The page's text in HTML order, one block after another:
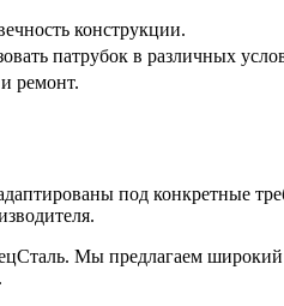
конструкции.
патрубок в различных
ремонт.
под конкретные
Мы предлагаем широкий